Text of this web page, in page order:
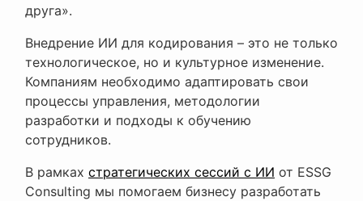
друга».
Внедрение ИИ для кодирования – это не только
технологическое, но и культурное изменение.
Компаниям необходимо адаптировать свои
процессы управления, методологии
разработки и подходы к обучению
сотрудников.
В рамках стратегических сессий с ИИ от ESSG
Consulting мы помогаем бизнесу разработать